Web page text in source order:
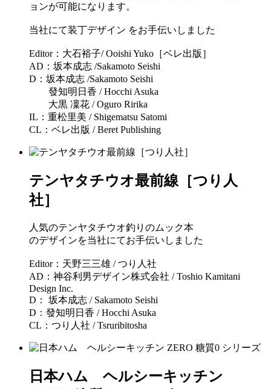
ョンが可能になります。
当社にて装丁デザイン をお手伝いしました
Editor：大石裕子/ Ooishi Yuko［ベレ出版］
AD：坂本成志 /Sakamoto Seishi
D：坂本成志 /Sakamoto Seishi
發知明日香 / Hocchi Asuka
大黒 凜花 / Oguro Ririka
IL：重松里美 / Shigematsu Satomi
CL：ベレ出版 / Beret Publishing
テンヤタチウオ最前線［つり人
社］
人気のテンヤタチウオ釣りのムック本
のデザインを当社にてお手伝いしました
Editor：天野三三雄 / つり人社
AD：神谷利男デザイン株式会社 / Toshio Kamitani
Design Inc.
D： 坂本成志 / Sakamoto Seishi
D：發知明日香 / Hocchi Asuka
CL：つり人社 / Tsruribitosha
日本ハム ヘルシーキッチン